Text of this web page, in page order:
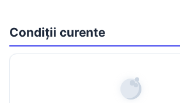
Condiții curente